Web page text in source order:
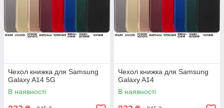
Чехол книжка для Samsung
Galaxy A14 5G
В наявності
Чехол книжка для Samsung
Galaxy A14
В наявності